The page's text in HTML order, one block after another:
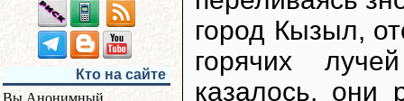
Кто на сайте
Вы Анонимный
город Кызыл,
горячих
казалось, они